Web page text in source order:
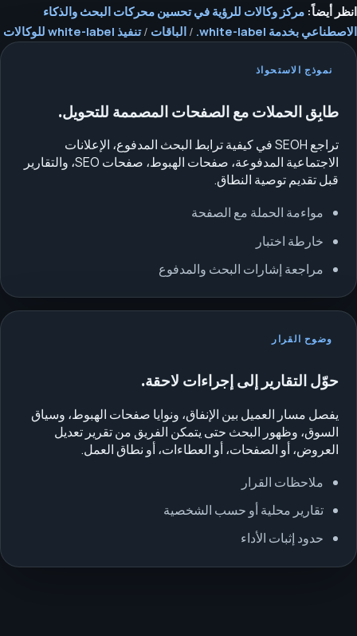
انظر أيضاً: مركز وكالات للرؤية في تحسين محركات البحث والذكاء
الاصطناعي بخدمة white-label.
/ الباقات /تنفيذ white-label للوكالات
نموذج الاستحواذ
طابِق الحملات مع الصفحات المصممة للتحويل.
تراجع SEOH في كيفية ترابط البحث المدفوع، الإعلانات
الاجتماعية المدفوعة، صفحات الهبوط، صفحات SEO، والتقارير
قبل تقديم توصية النطاق.
مواءمة الحملة مع الصفحة
خارطة اختبار
مراجعة إشارات البحث والمدفوع
وضوح القرار
حوّل التقارير إلى إجراءات لاحقة.
يفصل مسار العميل بين الإنفاق، ونوايا صفحات الهبوط، وسياق
السوق، وظهور البحث حتى يتمكن الفريق من تقرير تعديل
العروض، أو الصفحات، أو العطاءات، أو نطاق العمل.
ملاحظات القرار
تقارير محلية أو حسب الشخصية
حدود إثبات الأداء